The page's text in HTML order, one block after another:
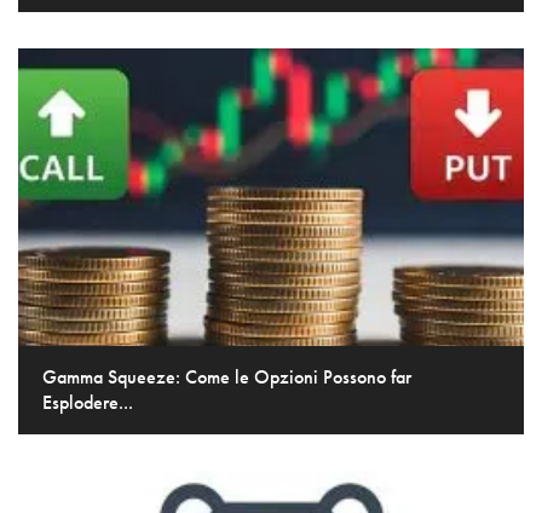
Gamma Squeeze: Come le Opzioni Possono far
Esplodere...